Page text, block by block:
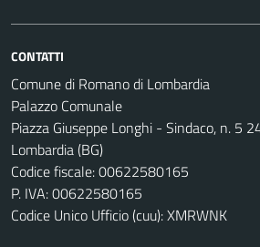
CONTATTI
Comune di Romano di Lombardia
Palazzo Comunale
Piazza Giuseppe Longhi - Sindaco, n. 5
Lombardia (BG)
Codice fiscale: 00622580165
P. IVA: 00622580165
Codice Unico Ufficio (cuu): XMRWNK